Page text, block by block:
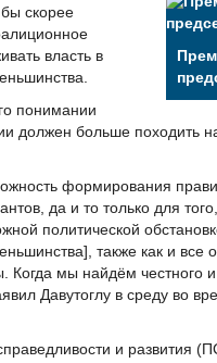
скорее
власть в
понимании
должен больше походить
формирования
да и то только для
политической
также как и
Когда мы найдём честного
Давутоглу в среду во
и развития